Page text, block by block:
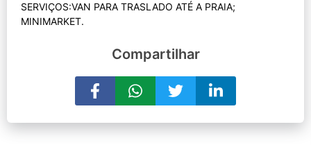
SERVIÇOS:VAN PARA TRASLADO ATÉ A PRAIA;
Compartilhar